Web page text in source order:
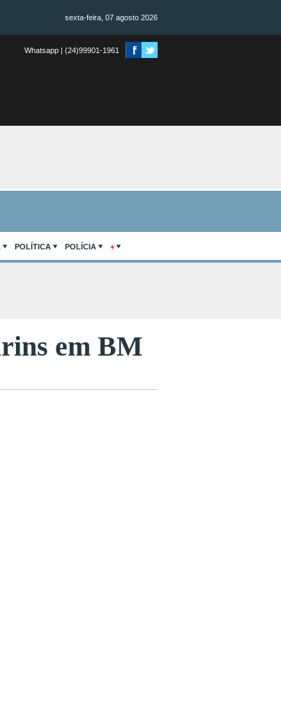
sexta-feira, 07 agosto 2026
Whatsapp | (24)99901-1961
POLÍTICA POLÍCIA +
em BM